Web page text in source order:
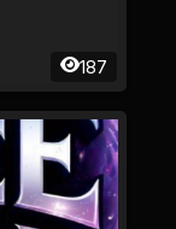
187